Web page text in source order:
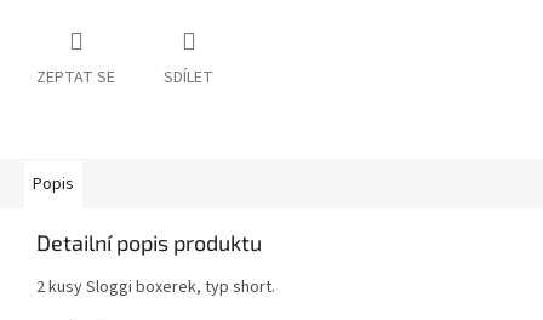
ZEPTAT SE SDÍLET
Popis
Detailní popis produktu
2 kusy Sloggi boxerek, typ short.